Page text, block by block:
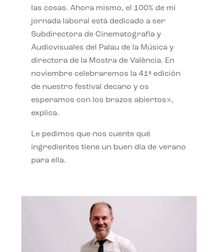
las cosas. Ahora mismo, el 100% de mi
jornada laboral está dedicado a ser
Subdirectora de Cinematografía y
Audiovisuales del Palau de la Música y
directora de la Mostra de València. En
noviembre celebraremos la 41ª edición
de nuestro festival decano y os
esperamos con los brazos abiertos»,
explica.
Le pedimos que nos cuente qué
ingredientes tiene un buen día de verano
para ella.